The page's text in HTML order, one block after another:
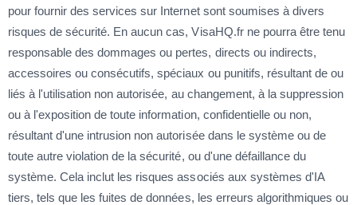
pour fournir des services sur Internet sont soumises à divers
risques de sécurité. En aucun cas, VisaHQ.fr ne pourra être tenu
responsable des dommages ou pertes, directs ou indirects,
accessoires ou consécutifs, spéciaux ou punitifs, résultant de ou
liés à l'utilisation non autorisée, au changement, à la suppression
ou à l'exposition de toute information, confidentielle ou non,
résultant d'une intrusion non autorisée dans le système ou de
toute autre violation de la sécurité, ou d'une défaillance du
système. Cela inclut les risques associés aux systèmes d'IA
tiers, tels que les fuites de données, les erreurs algorithmiques ou